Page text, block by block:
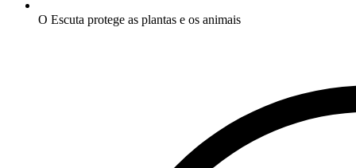
O Escuta protege as plantas e os animais